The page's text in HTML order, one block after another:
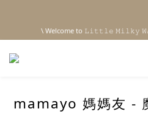
1
0
\ Welcome to 𝙻𝚒𝚝𝚝𝚕𝚎 𝙼𝚒𝚕𝚔𝚢
mamayo 媽媽友 -